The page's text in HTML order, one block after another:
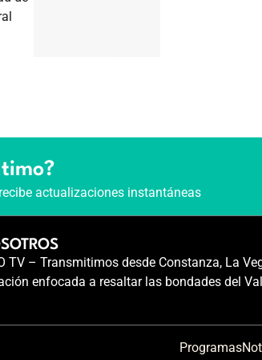
actualizaciones instantáneas
TV – Transmitimos desde Constanza, La
enfocada a resaltar las bondades del
Programas